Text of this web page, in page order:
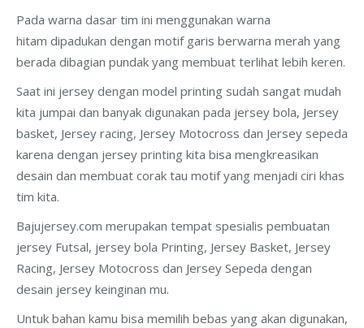
Pada warna dasar tim ini menggunakan warna
hitam dipadukan dengan motif garis berwarna merah yang
berada dibagian pundak yang membuat terlihat lebih keren.
Saat ini jersey dengan model printing sudah sangat mudah
kita jumpai dan banyak digunakan pada jersey bola, Jersey
basket, Jersey racing, Jersey Motocross dan Jersey sepeda
karena dengan jersey printing kita bisa mengkreasikan
desain dan membuat corak tau motif yang menjadi ciri khas
tim kita.
Bajujersey.com merupakan tempat spesialis pembuatan
jersey Futsal, jersey bola Printing, Jersey Basket, Jersey
Racing, Jersey Motocross dan Jersey Sepeda dengan
desain jersey keinginan mu.
Untuk bahan kamu bisa memilih bebas yang akan digunakan,